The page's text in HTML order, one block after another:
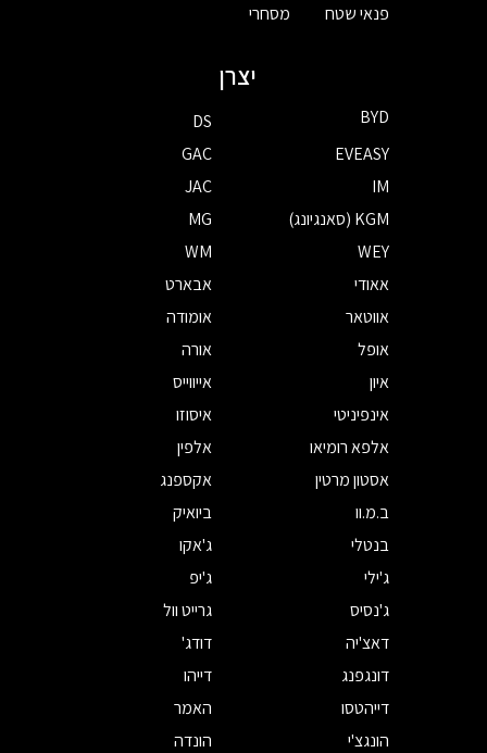
פנאי שטח
מסחרי
יצרן
BYD
DS
EVEASY
GAC
IM
JAC
KGM (סאנגיונג)
MG
WEY
WM
אאודי
אבארט
אווטאר
אומודה
אופל
אורה
איון
אייווייס
אינפיניטי
איסוזו
אלפא רומיאו
אלפין
אסטון מרטין
אקספנג
ב.מ.וו
ביואיק
בנטלי
ג'אקו
ג'ילי
ג'יפ
ג'נסיס
גרייט וול
דאצ'יה
דודג'
דונגפנג
דייהו
דייהטסו
האמר
הונגצ'י
הונדה